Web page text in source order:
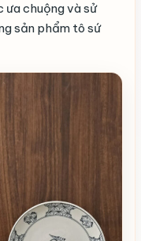
chuộng và sử
sản phẩm tô sứ